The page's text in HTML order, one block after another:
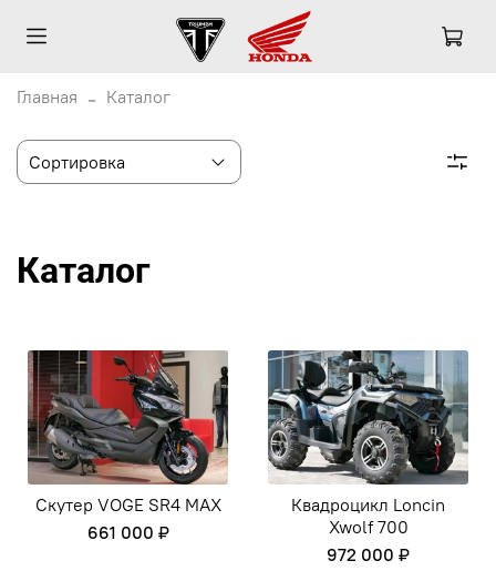
Главная Каталог
Каталог
Скутер VOGE SR4 MAX
661 000 ₽
Квадроцикл Loncin
Xwolf 700
972 000 ₽